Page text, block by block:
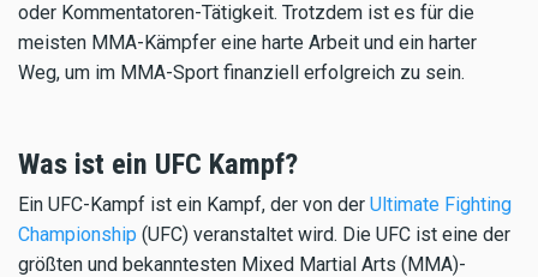
oder Kommentatoren-Tätigkeit. Trotzdem ist es für die
meisten MMA-Kämpfer eine harte Arbeit und ein harter
Weg, um im MMA-Sport finanziell erfolgreich zu sein.
Was ist ein UFC Kampf?
Ein UFC-Kampf ist ein Kampf, der von der Ultimate Fighting
Championship (UFC) veranstaltet wird. Die UFC ist eine der
größten und bekanntesten Mixed Martial Arts (MMA)-